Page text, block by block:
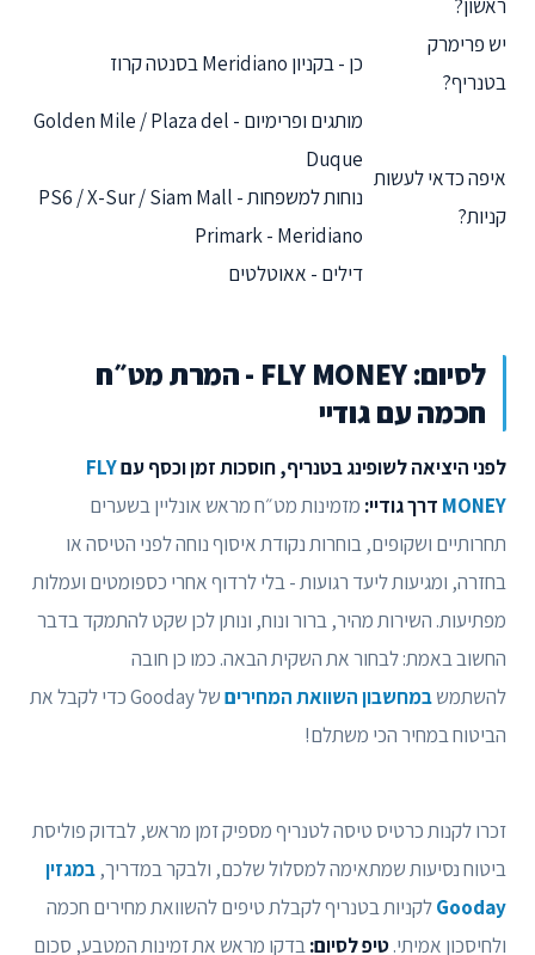
ראשון?
יש פרימרק
בטנריף?
כן - בקניון Meridiano בסנטה קרוז
איפה כדאי לעשות
קניות?
מותגים ופרימיום - Golden Mile / Plaza del
Duque
נוחות למשפחות - PS6 / X-Sur / Siam Mall
Primark - Meridiano
דילים - אאוטלטים
לסיום: FLY MONEY - המרת מט״ח
חכמה עם גודיי
לפני היציאה לשופינג בטנריף, חוסכות זמן וכסף עםFLY
MONEY דרך גודיי: מזמינות מט״ח מראש אונליין בשערים
תחרותיים ושקופים, בוחרות נקודת איסוף נוחה לפני הטיסה או
בחזרה, ומגיעות ליעד רגועות - בלי לרדוף אחרי כספומטים ועמלות
מפתיעות. השירות מהיר, ברור ונוח, ונותן לכן שקט להתמקד בדבר
החשוב באמת: לבחור את השקית הבאה. כמו כן חובה
להשתמשבמחשבון השוואת המחירים
של Gooday כדי לקבל את
הביטוח במחיר הכי משתלם!
זכרו לקנות כרטיס טיסה לטנריף מספיק זמן מראש, לבדוק פוליסת
ביטוח נסיעות שמתאימה למסלול שלכם, ולבקר במדריך, במגזין
Goodayלקניות בטנריף לקבלת טיפים להשוואת מחירים חכמה
ולחיסכון אמיתי.טיפ לסיום:בדקו מראש את זמינות המטבע, סכום